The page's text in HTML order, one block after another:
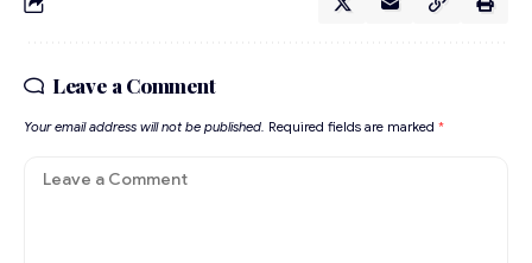
Leave a Comment
Your email address will not be published. Required fields are marked *